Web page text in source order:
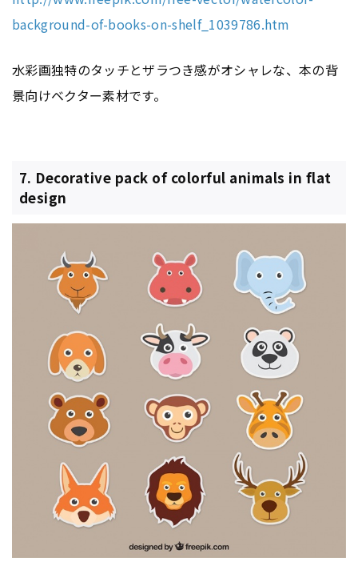
background-of-books-on-shelf_1039786.htm
水彩画独特のタッチとザラつき感がオシャレな、本の背
景向けベクター素材です。
7. Decorative pack of colorful animals in flat
design